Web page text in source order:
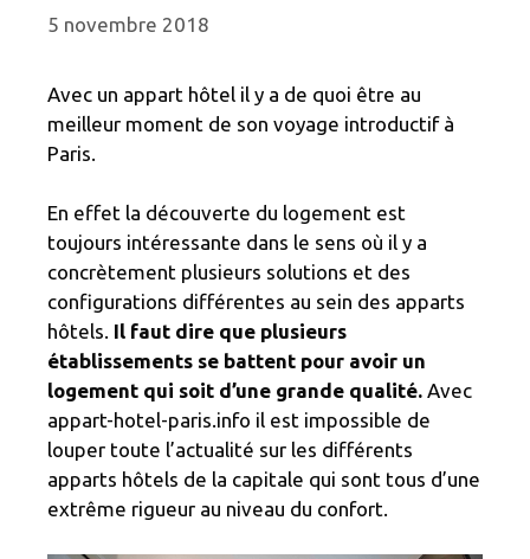
5 novembre 2018
Avec un appart hôtel il y a de quoi être au
meilleur moment de son voyage introductif à
Paris.
En effet la découverte du logement est
toujours intéressante dans le sens où il y a
concrètement plusieurs solutions et des
configurations différentes au sein des apparts
hôtels. Il faut dire que plusieurs
établissements se battent pour avoir un
logement qui soit d’une grande qualité. Avec
appart-hotel-paris.info il est impossible de
louper toute l’actualité sur les différents
apparts hôtels de la capitale qui sont tous d’une
extrême rigueur au niveau du confort.